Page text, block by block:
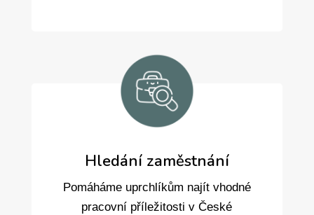
Hledání zaměstnání
Pomáháme uprchlíkům najít vhodné
pracovní příležitosti v České